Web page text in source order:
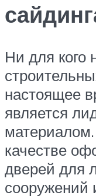
Ни для кого
настоящее
является
качестве
дверей для
сооружений